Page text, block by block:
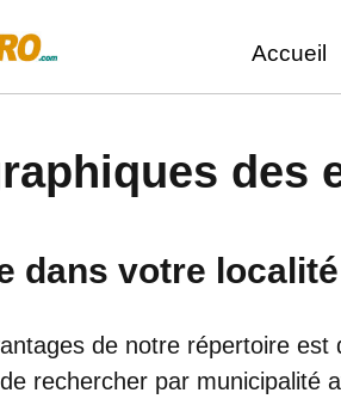
Accueil
des
dans votre localité
de notre répertoire
de rechercher par